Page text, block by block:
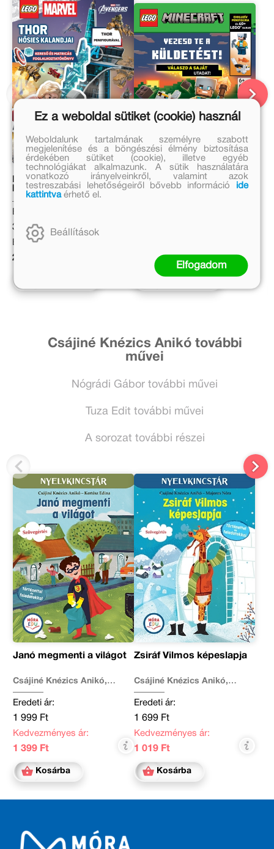
LEGO Marvel – Thor
hősies kalandjai
Eredeti ár:
3 999 Ft
Bevezető ár:
2 999 Ft
LEGO Minecraft – Vezesd
te a küldetést!
5 399 Ft
Csájiné Knézics Anikó további
művei
Nógrádi Gábor további művei
Tuza Edit további művei
A sorozat további részei
Janó megmenti a világot
Csájiné Knézics Anikó,
Eredeti ár:
1 999 Ft
Kedvezményes ár:
1 399 Ft
Kosárba
Zsiráf Vilmos képeslapja
Csájiné Knézics Anikó,
Eredeti ár:
1 699 Ft
Kedvezményes ár:
1 019 Ft
Kosárba
Ez a weboldal sütiket (cookie) használ
Weboldalunk tartalmának személyre szabott
megjelenítése és a böngészési élmény biztosítása
érdekében sütiket (cookie), illetve egyéb
technológiákat alkalmazunk. A sütik használatára
vonatkozó irányelveinkről, valamint azok
testreszabási lehetőségeiről bővebb információ
ide
kattintvaérhető el.
Beállítások
Elfogadom